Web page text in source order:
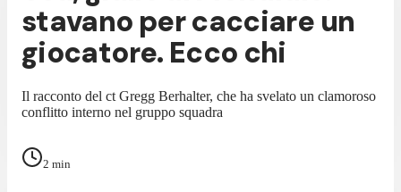
stavano per cacciare un
giocatore. Ecco chi
Il racconto del ct Gregg Berhalter, che ha svelato un clamoroso
conflitto interno nel gruppo squadra
2 min